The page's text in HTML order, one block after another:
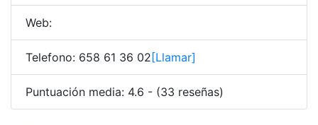
Web:
Telefono: 658 61 36 02 [Llamar]
Puntuación media: 4.6 - (33 reseñas)